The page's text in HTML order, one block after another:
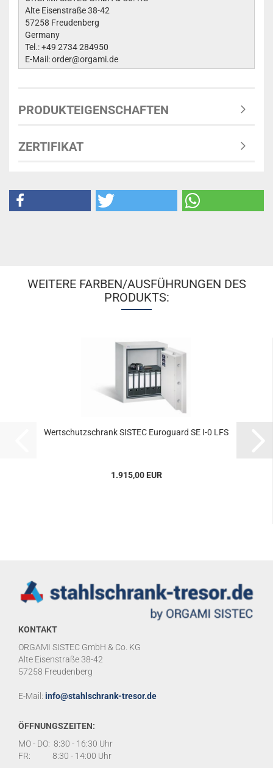
Alte Eisenstraße 38-42
57258 Freudenberg
Germany
Tel.: +49 2734 284950
E-Mail: order@orgami.de
PRODUKTEIGENSCHAFTEN
ZERTIFIKAT
WEITERE FARBEN/AUSFÜHRUNGEN DES
PRODUKTS:
Wert­schutz­schrank SIS­TEC Eu­ro­guard SE I-0 LFS
1.915,00 EUR
KONTAKT
ORGAMI SISTEC GmbH & Co. KG
Alte Eisenstraße 38-42
57258 Freudenberg
E-Mail: info@stahlschrank-tresor.de
ÖFFNUNGSZEITEN:
MO - DO: 8:30 - 16:30 Uhr
FR: 8:30 - 14:00 Uhr